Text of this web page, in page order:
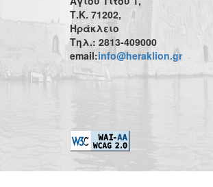
Τ.Κ. 71202,
Ηράκλειο
Τηλ.: 2813-409000
email:info@heraklion.gr